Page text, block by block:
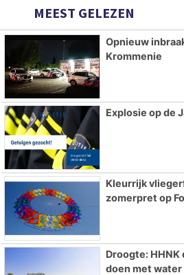
MEEST GELEZEN
Opnieuw
Krommenie
Explosie op de
Kleurrijk
zomerpret op
Droogte:
doen met